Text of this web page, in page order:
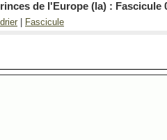
de l'Europe (la) : Fascicule
Fascicule